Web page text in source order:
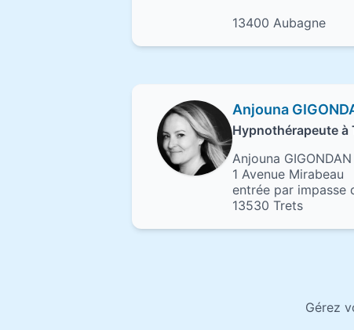
13400 Aubagne
Anjouna
Hypnothérapeute à
Anjouna GIGONDAN
1 Avenue Mirabeau
entrée par impasse
13530 Trets
Gérez